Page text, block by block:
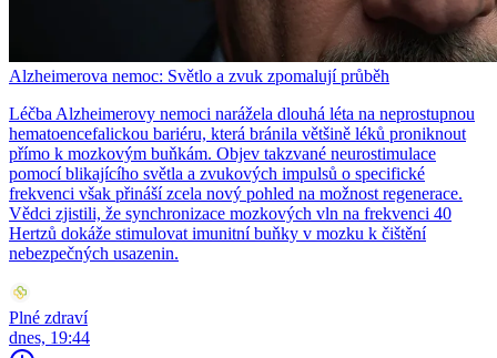
Alzheimerova nemoc: Světlo a zvuk zpomalují průběh
Léčba Alzheimerovy nemoci narážela dlouhá léta na neprostupnou
hematoencefalickou bariéru, která bránila většině léků proniknout
přímo k mozkovým buňkám. Objev takzvané neurostimulace
pomocí blikajícího světla a zvukových impulsů o specifické
frekvenci však přináší zcela nový pohled na možnost regenerace.
Vědci zjistili, že synchronizace mozkových vln na frekvenci 40
Hertzů dokáže stimulovat imunitní buňky v mozku k čištění
nebezpečných usazenin.
Plné zdraví
dnes, 19:44